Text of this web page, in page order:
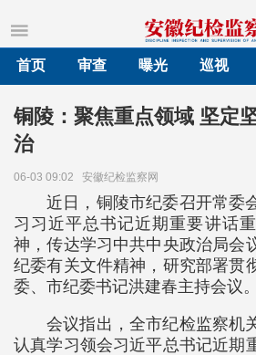
首页
审查 曝光 巡视
铜陵：聚焦重点领域 坚定
治
06-03 09:02 安徽纪检监察网
近日，铜陵市纪委召开常委
习习近平总书记近期重要讲话
神，传达学习中共中央政治局会
纪委有关文件精神，研究部署贯
委、市纪委书记洪建春主持会议。
会议指出，全市纪检监察机
认真学习领会习近平总书记近期